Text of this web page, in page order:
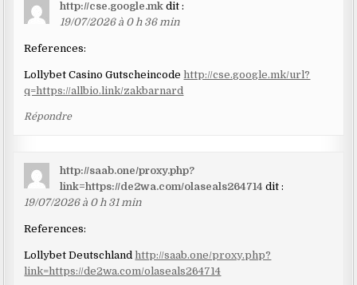
http://cse.google.mk dit :
19/07/2026 à 0 h 36 min
References:
Lollybet Casino Gutscheincodehttp://cse.google.mk/url?
q=https://allbio.link/zakbarnard
Répondre
http://saab.one/proxy.php?
link=https://de2wa.com/olaseals264714 dit :
19/07/2026 à 0 h 31 min
References:
Lollybet Deutschland http://saab.one/proxy.php?
link=https://de2wa.com/olaseals264714